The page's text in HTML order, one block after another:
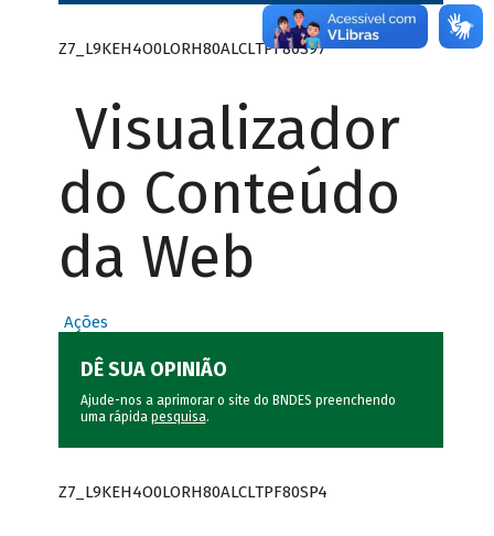
Z7_L9KEH4O0LORH80ALCLTPF80S97
Visualizador
do Conteúdo
da Web
Ações
DÊ SUA OPINIÃO
Ajude-nos a aprimorar o site do BNDES preenchendo
uma rápida pesquisa.
Z7_L9KEH4O0LORH80ALCLTPF80SP4